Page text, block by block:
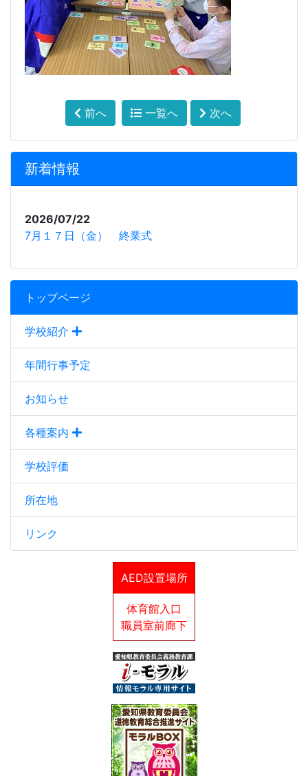
トップページ
学校紹介
年間行事予定
お知らせ
各種案内
学校評価
所在地
リンク
AED設置場所
体育館入口
職員室前廊下
前へ 一覧へ 次へ
新着情報
2026/07/22
7月１７日（金） 終業式